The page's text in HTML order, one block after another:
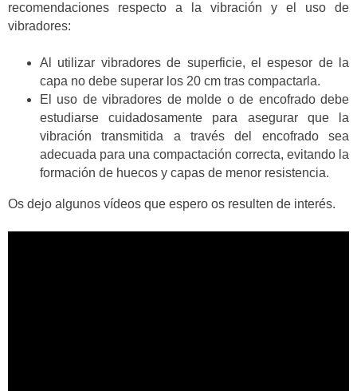
recomendaciones respecto a la vibración y el uso de
vibradores:
Al utilizar vibradores de superficie, el espesor de la
capa no debe superar los 20 cm tras compactarla.
El uso de vibradores de molde o de encofrado debe
estudiarse cuidadosamente para asegurar que la
vibración transmitida a través del encofrado sea
adecuada para una compactación correcta, evitando la
formación de huecos y capas de menor resistencia.
Os dejo algunos vídeos que espero os resulten de interés.